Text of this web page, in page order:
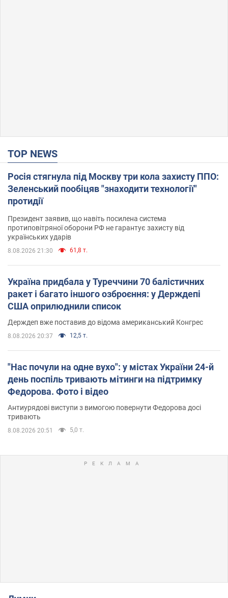
TOP NEWS
Росія стягнула під Москву три кола захисту ППО:
Зеленський пообіцяв "знаходити технології"
протидії
Президент заявив, що навіть посилена система
протиповітряної оборони РФ не гарантує захисту від
українських ударів
8.08.2026 21:30 61,8 т.
Україна придбала у Туреччини 70 балістичних
ракет і багато іншого озброєння: у Держдепі
США оприлюднили список
Держдеп вже поставив до відома американський Конгрес
8.08.2026 20:37 12,5 т.
"Нас почули на одне вухо": у містах України 24-й
день поспіль тривають мітинги на підтримку
Федорова. Фото і відео
Антиурядові виступи з вимогою повернути Федорова досі
тривають
8.08.2026 20:51 5,0 т.